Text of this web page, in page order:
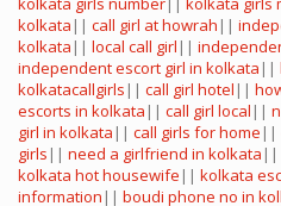
kolkata || call girl at howrah ||
kolkata || local call girl ||
independent escort girl in kolkata ||
kolkatacallgirls || call girl hotel ||
escorts in kolkata || call girl local ||
girl in kolkata || call girls for home ||
girls || need a girlfriend in kolkata ||
kolkata hot housewife || kolkata
information || boudi phone no in